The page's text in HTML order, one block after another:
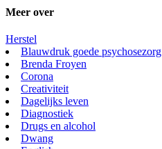
Meer over
Herstel
Blauwdruk goede psychosezorg
Brenda Froyen
Corona
Creativiteit
Dagelijks leven
Diagnostiek
Drugs en alcohol
Dwang